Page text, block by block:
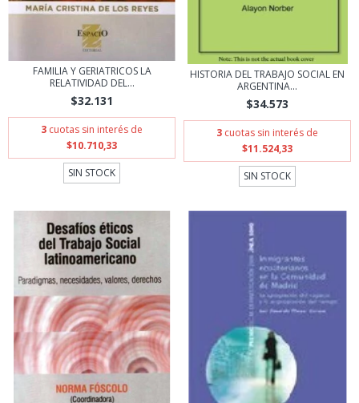
FAMILIA Y GERIATRICOS LA
RELATIVIDAD DEL...
$32.131
3 cuotas sin interés de
$10.710,33
SIN STOCK
HISTORIA DEL TRABAJO SOCIAL EN
ARGENTINA...
$34.573
3 cuotas sin interés de
$11.524,33
SIN STOCK